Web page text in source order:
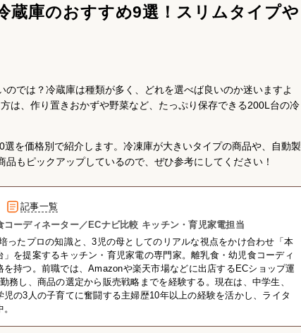
蔵庫のおすすめ9選！スリムタイプや
のでは？冷蔵庫は種類が多く、どれを選べば良いのか迷いますよ
は、作り置きおかずや野菜など、たっぷり保存できる200L台の冷
を価格別で紹介します。冷凍庫が大きいタイプの商品や、自動製
もピックアップしているので、ぜひ参考にしてください！
記事一覧
コーディネーター／ECナビ比較 キッチン・育児家電担当
ったプロの知識と、3児の母としてのリアルな視点をかけ合わせ「本
」を提案するキッチン・育児家電の専門家。離乳食・幼児食コーディ
を持つ。前職では、Amazonや楽天市場などに出店するECショップ運
務し、商品の選定から販売戦略までを経験する。現在は、中学生、
児の3人の子育てに奮闘する主婦歴10年以上の経験を活かし、ライタ